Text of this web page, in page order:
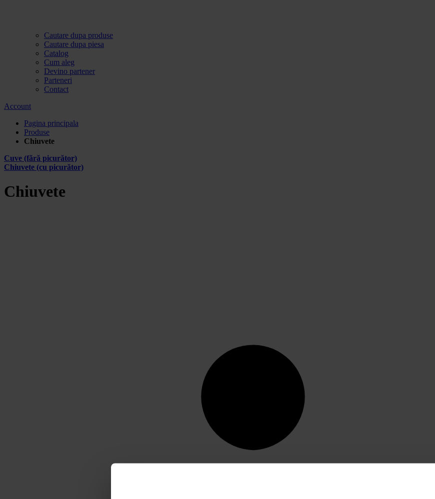
Cautare dupa produse
Cautare dupa piesa
Catalog
Cum aleg
Devino partener
Parteneri
Contact
Account
Pagina principala
Produse
Chiuvete
Cuve (fără picurător)
Chiuvete (cu picurător)
Chiuvete